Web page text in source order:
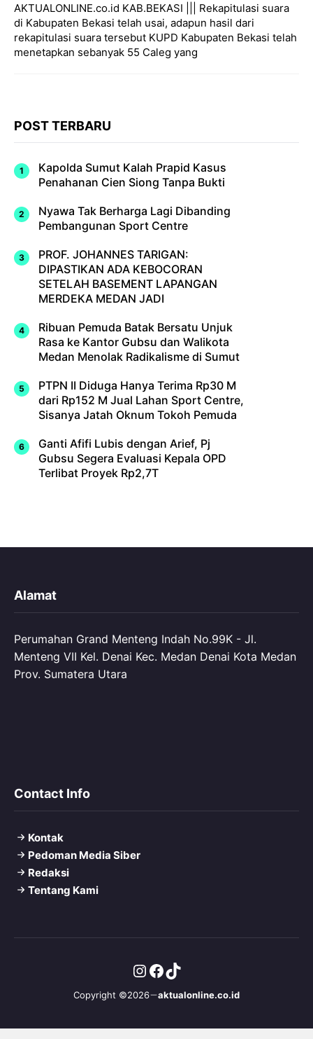
AKTUALONLINE.co.id KAB.BEKASI ||| Rekapitulasi suara
di Kabupaten Bekasi telah usai, adapun hasil dari
rekapitulasi suara tersebut KUPD Kabupaten Bekasi telah
menetapkan sebanyak 55 Caleg yang
POST TERBARU
Kapolda Sumut Kalah Prapid Kasus
Penahanan Cien Siong Tanpa Bukti
Nyawa Tak Berharga Lagi Dibanding
Pembangunan Sport Centre
PROF. JOHANNES TARIGAN:
DIPASTIKAN ADA KEBOCORAN
SETELAH BASEMENT LAPANGAN
MERDEKA MEDAN JADI
Ribuan Pemuda Batak Bersatu Unjuk
Rasa ke Kantor Gubsu dan Walikota
Medan Menolak Radikalisme di Sumut
PTPN II Diduga Hanya Terima Rp30 M
dari Rp152 M Jual Lahan Sport Centre,
Sisanya Jatah Oknum Tokoh Pemuda
Ganti Afifi Lubis dengan Arief, Pj
Gubsu Segera Evaluasi Kepala OPD
Terlibat Proyek Rp2,7T
Alamat
Perumahan Grand Menteng Indah No.99K - Jl.
Menteng VII Kel. Denai Kec. Medan Denai Kota Medan
Prov. Sumatera Utara
Contact Info
Kontak
Pedoman Media Siber
Redaksi
Tentang Kami
Copyright ©2026 aktualonline.co.id
Instagram
Facebook
TikTok